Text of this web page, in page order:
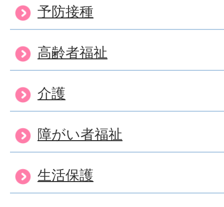
予防接種
高齢者福祉
介護
障がい者福祉
生活保護